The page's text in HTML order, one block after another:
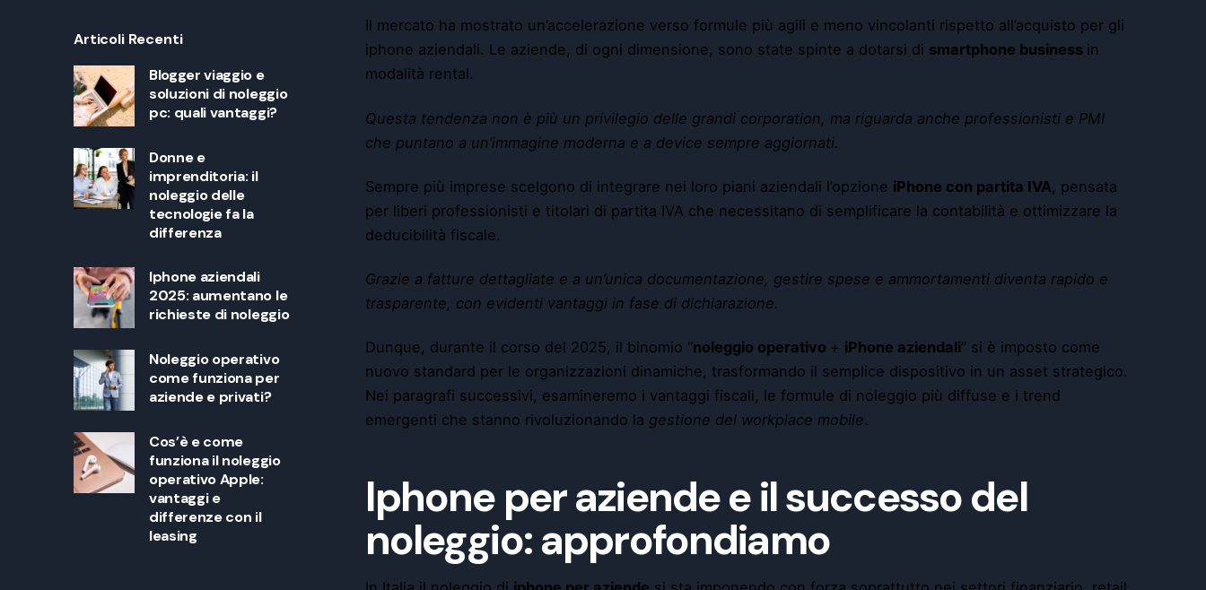
Articoli Recenti
Blogger viaggio e
soluzioni di noleggio
pc: quali vantaggi?
Donne e
imprenditoria: il
noleggio delle
tecnologie fa la
differenza
Iphone aziendali
2025: aumentano le
richieste di noleggio
Noleggio operativo
come funziona per
aziende e privati?
Cos’è e come
funziona il noleggio
operativo Apple:
vantaggi e
differenze con il
leasing
Il mercato ha mostrato un’accelerazione verso formule più agili e meno vincolanti rispetto all’acquisto per gli
iphone aziendali. Le aziende, di ogni dimensione, sono state spinte a dotarsi di smartphone business in
modalità rental.
Questa tendenza non è più un privilegio delle grandi corporation, ma riguarda anche professionisti e PMI
che puntano a un’immagine moderna e a device sempre aggiornati.
Sempre più imprese scelgono di integrare nei loro piani aziendali l’opzione iPhone con partita IVA, pensata
per liberi professionisti e titolari di partita IVA che necessitano di semplificare la contabilità e ottimizzare la
deducibilità fiscale.
Grazie a fatture dettagliate e a un’unica documentazione, gestire spese e ammortamenti diventa rapido e
trasparente, con evidenti vantaggi in fase di dichiarazione.
Dunque, durante il corso del 2025, il binomio “noleggio operativo + iPhone aziendali” si è imposto come
nuovo standard per le organizzazioni dinamiche, trasformando il semplice dispositivo in un asset strategico.
Nei paragrafi successivi, esamineremo i vantaggi fiscali, le formule di noleggio più diffuse e i trend
emergenti che stanno rivoluzionando la gestione del workplace mobile.
Iphone per aziende e il successo del
noleggio: approfondiamo